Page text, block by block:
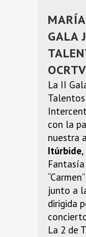
GALA
La II
con la
nuestra
Itúrbide
junto a
dirigida
La 2 de